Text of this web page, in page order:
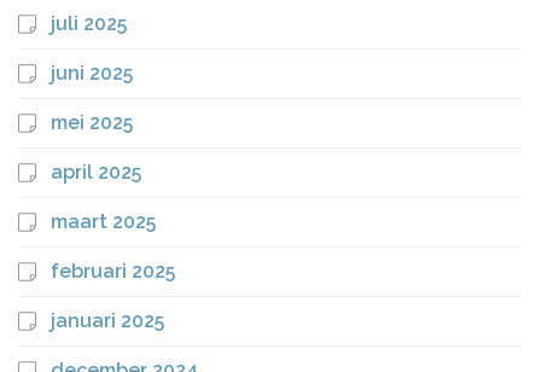
juli 2025
juni 2025
mei 2025
april 2025
maart 2025
februari 2025
januari 2025